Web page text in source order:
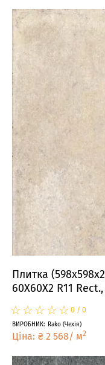
Плитка
60X60X2 R11
☆
★☆
★☆
★☆
★☆
★ 0 / 0
ВИРОБНИК: Rako (Чехія)
Ціна: ₴ 2 568/ м2